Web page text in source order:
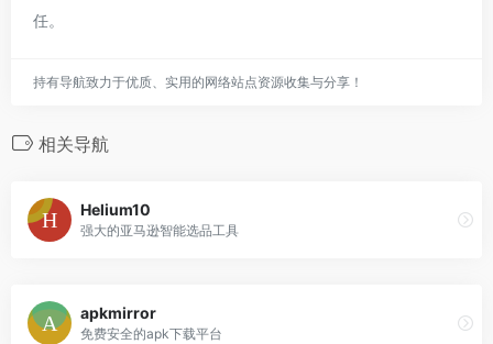
任。
持有导航致力于优质、实用的网络站点资源收集与分享！
相关导航
Helium10
强大的亚马逊智能选品工具
apkmirror
免费安全的apk下载平台